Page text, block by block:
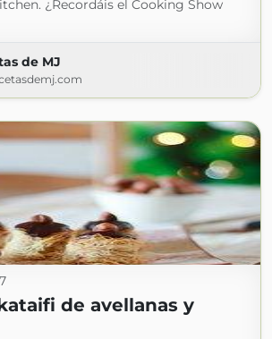
¿Recordáis el Cooking Show
de MJ
de avellanas y